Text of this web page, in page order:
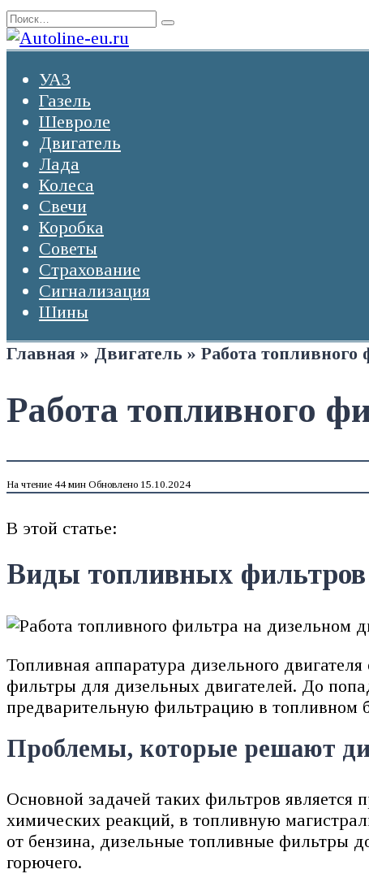
Перейти
к
содержанию
Search
for:
УАЗ
Газель
Шевроле
Двигатель
Лада
Колеса
Свечи
Коробка
Советы
Страхование
Сигнализация
Шины
Главная » Двигатель » Работа топливного
Работа топливного
На чтение 44 мин Обновлено 15.10.2024
В этой статье:
Виды топливных фильтров
Топливная аппаратура дизельного
фильтры для дизельных двигателей. До
предварительную фильтрацию в топливном
Проблемы, которые решают
Основной задачей таких фильтров
химических реакций, в топливную
от бензина, дизельные топливные фильтры
горючего.